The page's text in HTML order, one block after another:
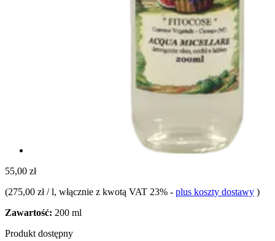
55,00 zł
(275,00 zł / l, włącznie z kwotą VAT 23% - plus koszty dostawy )
Zawartość: 200 ml
Produkt dostępny